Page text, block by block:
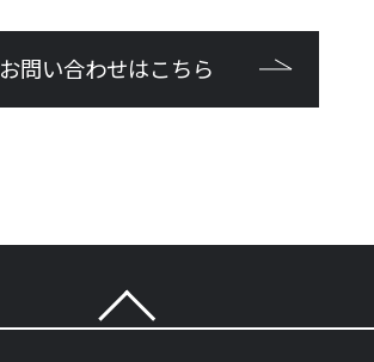
お問い合わせはこちら